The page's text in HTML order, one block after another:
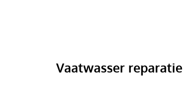
Vaatwasser reparatie